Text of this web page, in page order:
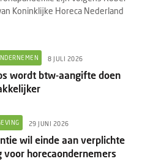
Koninklijke Horeca Nederland
8 JULI 2026
wordt btw-aangifte doen
29 JUNI 2026
wil einde aan verplichte
voor horecaondernemers